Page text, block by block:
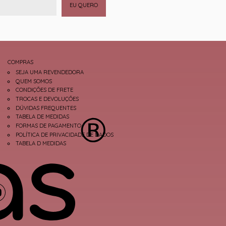
EU QUERO
COMPRAS
SEJA UMA REVENDEDORA
QUEM SOMOS
CONDIÇÕES DE FRETE
TROCAS E DEVOLUÇÕES
DÚVIDAS FREQUENTES
TABELA DE MEDIDAS
FORMAS DE PAGAMENTO
POLÍTICA DE PRIVACIDADE DE DADOS
TABELA D MEDIDAS